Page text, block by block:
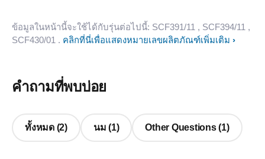
ข้อมูลในหน้านี้จะใช้ได้กับรุ่นต่อไปนี้: SCF391/11 , SCF394/11 ,
SCF430/01 . คลิกที่นี่เพื่อแสดงหมายเลขผลิตภัณฑ์เพิ่มเติม
คำถามที่พบบ่อย
ทั้งหมด (2) นม (1) Other Questions (1)